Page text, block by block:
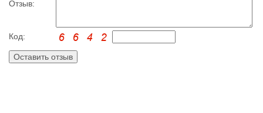
Отзыв:
Код: